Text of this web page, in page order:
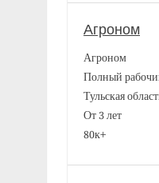
Агроном
Агроном
Полный
Тульская
От 3 лет
80к+